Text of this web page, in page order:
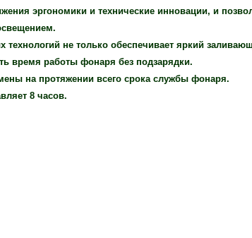
эргономики и технические инновации, и
не только обеспечивает яркий
время работы фонаря без подзарядки.
на протяжении всего срока службы фонаря.
8 часов.